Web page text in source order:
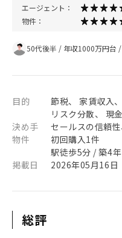
エージェント：
物件：
50代後半 / 年収1000万円台 /
目的
節税、 家賃収入
リスク分散、 現
決め手
セールスの信頼
物件
初回購入1件
駅徒歩5分 / 築4
掲載日
2026年05月16日
総評